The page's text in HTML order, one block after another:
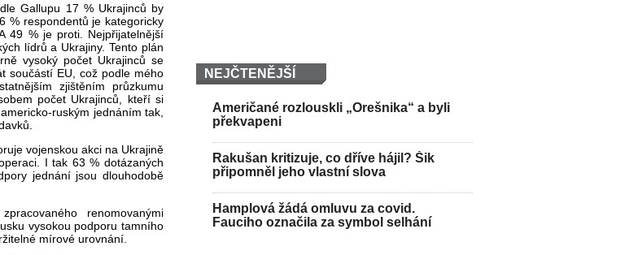
Gallupu 17 % Ukrajinců by
% respondentů je kategoricky
49 % je proti. Nejpřijatelnější
lídrů a Ukrajiny. Tento plán
vysoký počet Ukrajinců se
součástí EU, což podle mého
ějším zjištěním průzkumu
počet Ukrajinců, kteří si
ruským jednáním tak,
vojenskou akci na Ukrajině
I tak 63 % dotázaných
jednání jsou dlouhodobě
ého renomovanými
vysokou podporu tamního
žitelné mírové urovnání.
NEJČTENĚJŠÍ
Američané rozlouskli „Orešnika“ a byli
překvapeni
Rakušan kritizuje, co dříve hájil? Šik
připomněl jeho vlastní slova
Hamplová žádá omluvu za covid.
Fauciho označila za symbol selhání